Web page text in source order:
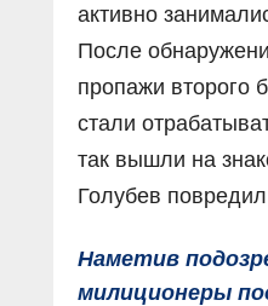
активно
После
пропажи второго
стали
так вышли на
Голубев
Наметив
милиционеры